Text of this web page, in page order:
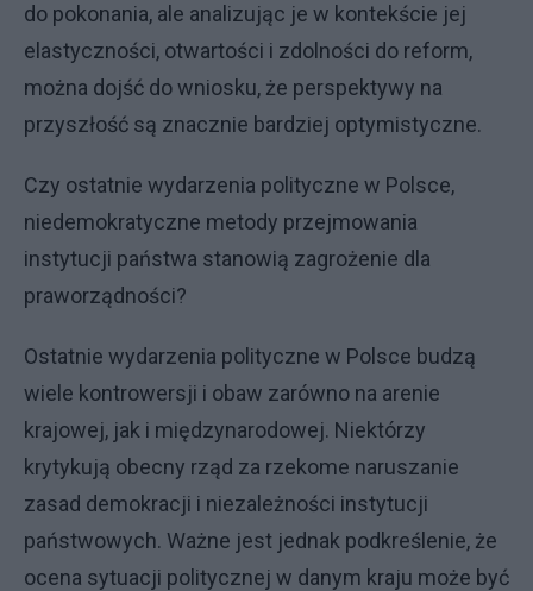
do pokonania, ale analizując je w kontekście jej
elastyczności, otwartości i zdolności do reform,
można dojść do wniosku, że perspektywy na
przyszłość są znacznie bardziej optymistyczne.
Czy ostatnie wydarzenia polityczne w Polsce,
niedemokratyczne metody przejmowania
instytucji państwa stanowią zagrożenie dla
praworządności?
Ostatnie wydarzenia polityczne w Polsce budzą
wiele kontrowersji i obaw zarówno na arenie
krajowej, jak i międzynarodowej. Niektórzy
krytykują obecny rząd za rzekome naruszanie
zasad demokracji i niezależności instytucji
państwowych. Ważne jest jednak podkreślenie, że
ocena sytuacji politycznej w danym kraju może być